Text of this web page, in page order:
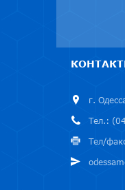
г.
Тел.:
Тел/